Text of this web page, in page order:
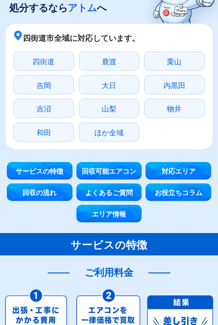
処分するならアトムへ
四街道市全域に対応しています。
四街道 鹿渡 栗山
吉岡 大日 内黒田
吉沼 山梨 物井
和田 ほか全域
サービスの特徴 回収可能エアコン 対応エリア
回収の流れ よくあるご質問 お役立ちコラム
エリア情報
サービスの特徴
ご利用料金